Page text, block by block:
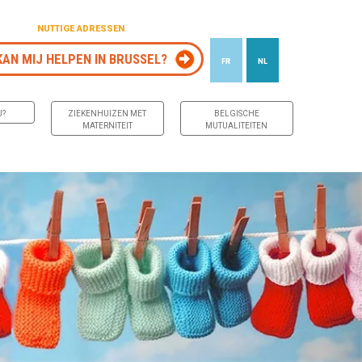
NUTTIGE ADRESSEN
MIJ HELPEN IN BRUSSEL? FR NL
ZIEKENHUIZEN MET
MATERNITEIT
BELGISCHE
MUTUALITEITEN